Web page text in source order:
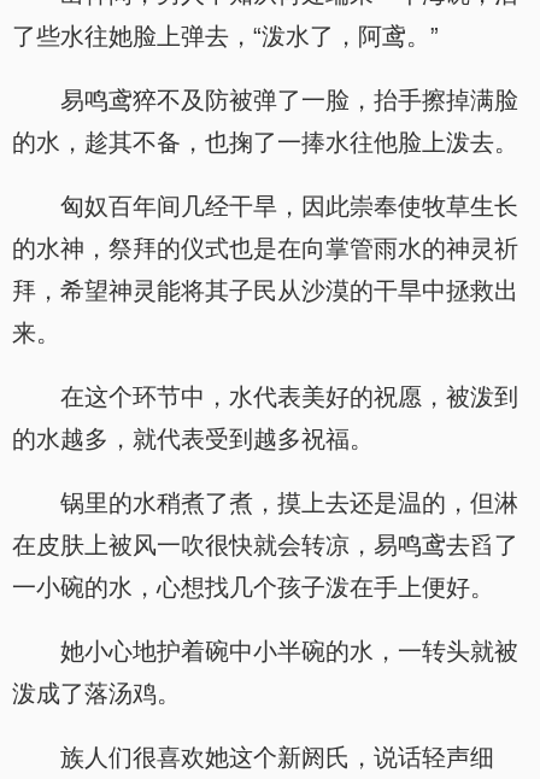
了些水往她脸上弹去，“泼水了，阿鸢。”
易鸣鸢猝不及防被弹了一脸，抬手擦掉满脸
的水，趁其不备，也掬了一捧水往他脸上泼去。
匈奴百年间几经干旱，因此崇奉使牧草生长
的水神，祭拜的仪式也是在向掌管雨水的神灵祈
拜，希望神灵能将其子民从沙漠的干旱中拯救出
来。
在这个环节中，水代表美好的祝愿，被泼到
的水越多，就代表受到越多祝福。
锅里的水稍煮了煮，摸上去还是温的，但淋
在皮肤上被风一吹很快就会转凉，易鸣鸢去舀了
一小碗的水，心想找几个孩子泼在手上便好。
她小心地护着碗中小半碗的水，一转头就被
泼成了落汤鸡。
族人们很喜欢她这个新阏氏，说话轻声细